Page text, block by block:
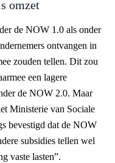
omzet
de NOW 1.0 als onder
ontvangen in
zouden tellen. Dit zou
een lagere
de NOW 2.0. Maar
Ministerie van Sociale
bevestigd dat de NOW
subsidies tellen wel
vaste lasten”.